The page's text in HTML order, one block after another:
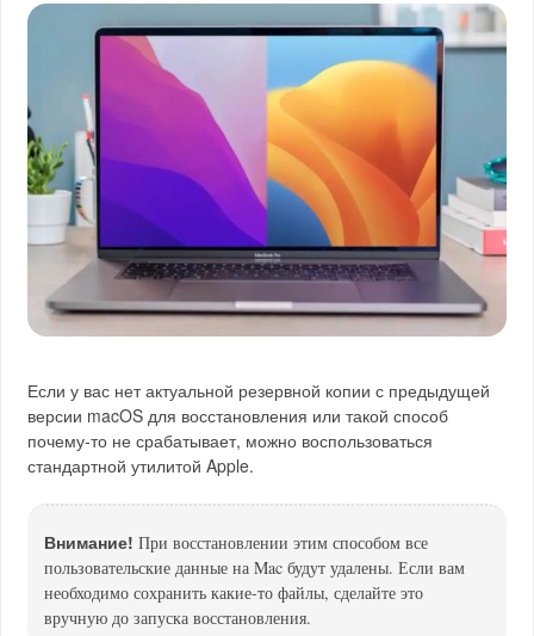
Если у вас нет актуальной резервной копии с предыдущей
версии macOS для восстановления или такой способ
почему-то не срабатывает, можно воспользоваться
стандартной утилитой Apple.
Внимание! При восстановлении этим способом все
пользовательские данные на Mac будут удалены. Если вам
необходимо сохранить какие-то файлы, сделайте это
вручную до запуска восстановления.